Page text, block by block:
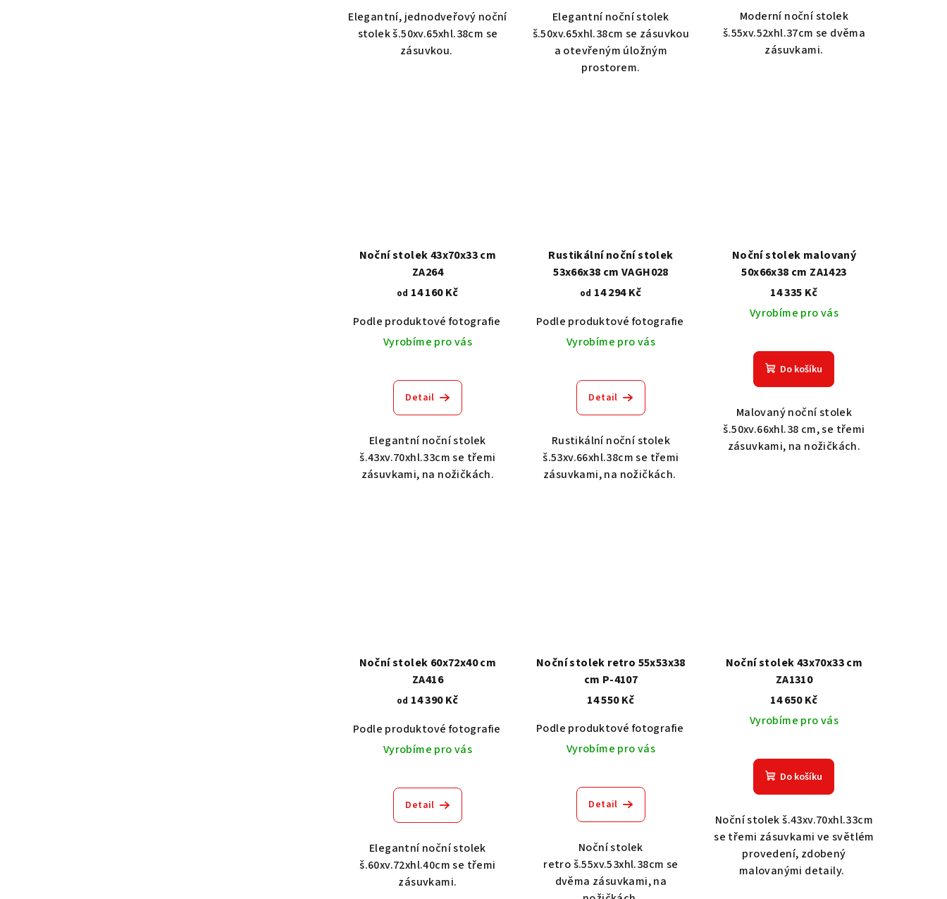
Elegantní, jednodveřový noční
stolek š.50xv.65xhl.38cm se
zásuvkou.
Elegantní noční stolek
š.50xv.65xhl.38cm se zásuvkou
a otevřeným úložným
prostorem.
Moderní noční stolek
š.55xv.52xhl.37cm se dvěma
zásuvkami.
Noční stolek 43x70x33 cm
ZA264
od 14 160 Kč
Podle produktové fotografie
Akát vintage BT1551 Dub světlý 2209 Dub tmavý 2208 Ořech střední BT79T3
Vyrobíme pro vás
Detail
Elegantní noční stolek
š.43xv.70xhl.33cm se třemi
zásuvkami, na nožičkách.
Rustikální noční stolek
53x66x38 cm VAGH028
od 14 294 Kč
Podle produktové fotografie
Akát vintage BT1551 Dub světlý 2209
Vyrobíme pro vás
Detail
Rustikální noční stolek
š.53xv.66xhl.38cm se třemi
zásuvkami, na nožičkách.
Noční stolek malovaný
50x66x38 cm ZA1423
14 335 Kč
Vyrobíme pro vás
Do košíku
Malovaný noční stolek
š.50xv.66xhl.38 cm, se třemi
zásuvkami, na nožičkách.
Noční stolek 60x72x40 cm
ZA416
od 14 390 Kč
Podle produktové fotografie
Akát vintage BT1551 Dub světlý 2209 Dub tmavý 2208 Ořech střední BT79T3
Vyrobíme pro vás
Detail
Elegantní noční stolek
š.60xv.72xhl.40cm se třemi
zásuvkami.
Noční stolek retro 55x53x38
cm P-4107
14 550 Kč
Podle produktové fotografie
Akát vintage BT1551 Dub světlý 2209
Vyrobíme pro vás
Detail
Noční stolek
retro š.55xv.53xhl.38cm se
dvěma zásuvkami, na
Noční stolek 43x70x33 cm
ZA1310
14 650 Kč
Vyrobíme pro vás
Do košíku
Noční stolek š.43xv.70xhl.33cm
se třemi zásuvkami ve světlém
provedení, zdobený
malovanými detaily.